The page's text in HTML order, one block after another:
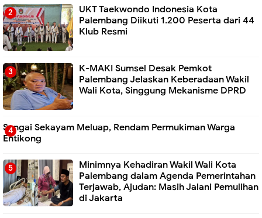
UKT Taekwondo Indonesia Kota
Palembang Diikuti 1.200 Peserta dari 44
Klub Resmi
K-MAKI Sumsel Desak Pemkot
Palembang Jelaskan Keberadaan Wakil
Wali Kota, Singgung Mekanisme DPRD
Sungai Sekayam Meluap, Rendam Permukiman Warga
Entikong
Minimnya Kehadiran Wakil Wali Kota
Palembang dalam Agenda Pemerintahan
Terjawab, Ajudan: Masih Jalani Pemulihan
di Jakarta